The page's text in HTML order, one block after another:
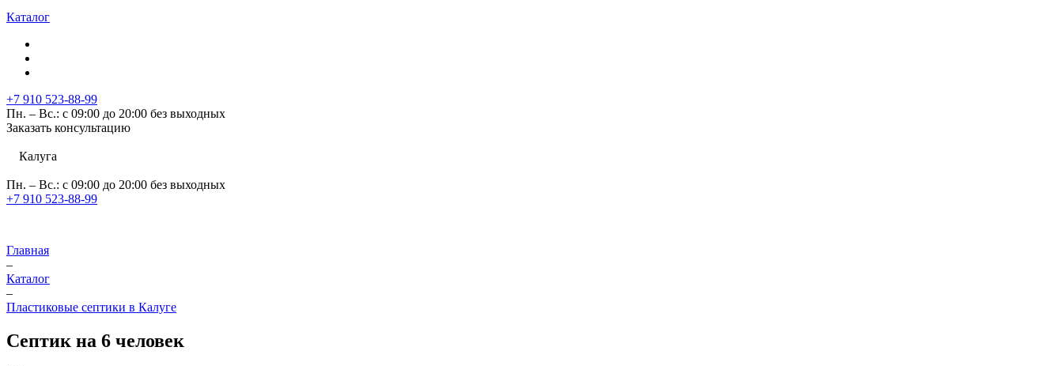
Каталог
+7 910 523-88-99
Пн. – Вс.: с 09:00 до 20:00 без выходных
Заказать консультацию
Калуга
Пн. – Вс.: с 09:00 до 20:00 без выходных
+7 910 523-88-99
Главная
–
Каталог
–
Пластиковые септики в Калуге
Септик на 6 человек